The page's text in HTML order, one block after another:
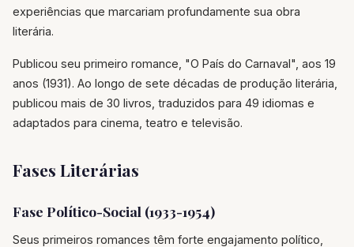
experiências que marcariam profundamente sua obra
literária.
Publicou seu primeiro romance, "O País do Carnaval", aos 19
anos (1931). Ao longo de sete décadas de produção literária,
publicou mais de 30 livros, traduzidos para 49 idiomas e
adaptados para cinema, teatro e televisão.
Fases Literárias
Fase Político-Social (1933-1954)
Seus primeiros romances têm forte engajamento político,